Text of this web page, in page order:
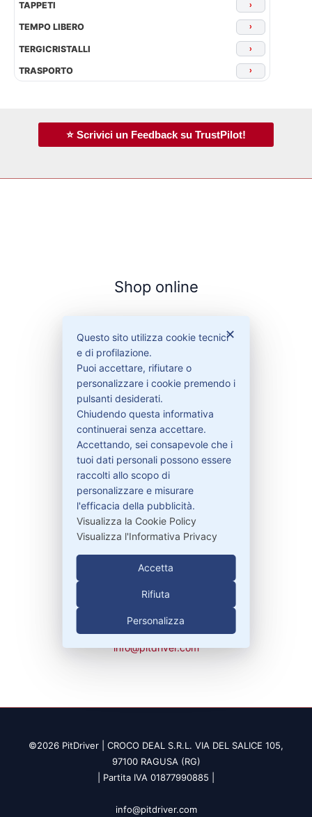
TAPPETI ›
TEMPO LIBERO ›
TERGICRISTALLI ›
TRASPORTO ›
⭐ Scrivici un Feedback su TrustPilot!
Shop online
Cookie Policy
Privacy Policy
Condizioni di vendita
Spedizioni e recesso
Bisogno di aiuto?
Contattaci
Garanzie
Contatti
329-30.78.513
info@pitdriver.com
©2026 PitDriver | CROCO DEAL S.R.L. VIA DEL SALICE 105,
97100 RAGUSA (RG)
| Partita IVA 01877990885 |
info@pitdriver.com
✕
Questo sito utilizza cookie tecnici
e di profilazione.
Puoi accettare, rifiutare o
personalizzare i cookie premendo i
pulsanti desiderati.
Chiudendo questa informativa
continuerai senza accettare.
Accettando, sei consapevole che i
tuoi dati personali possono essere
raccolti allo scopo di
personalizzare e misurare
l'efficacia della pubblicità.
Visualizza la Cookie Policy
Visualizza l'Informativa Privacy
Accetta
Rifiuta
Personalizza